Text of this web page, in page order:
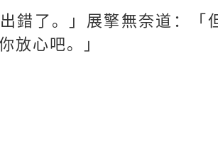
錯了。」展擎無奈道：
放心吧。」